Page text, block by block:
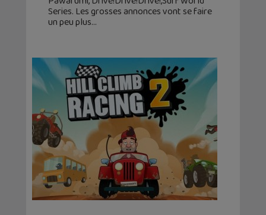
Series. Les grosses annonces vont se faire
un peu plus